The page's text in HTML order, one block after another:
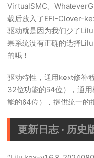
VirtualSMC、
载后放入了EFI-Clover-
驱动就是因为我们少了
果系统没有正确的选择
的哦！
驱动特性，通用kext修补
32位功能的64位），通
能的64位），提供统一的
更新日志 · 历史